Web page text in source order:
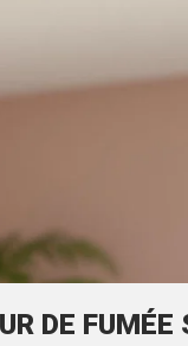
DE FUMÉE